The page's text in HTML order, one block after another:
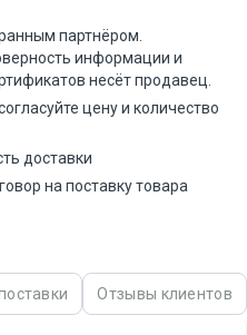
партнёром.
информации и
несёт продавец.
цену и количество
доставки
на поставку товара
Отзывы клиентов